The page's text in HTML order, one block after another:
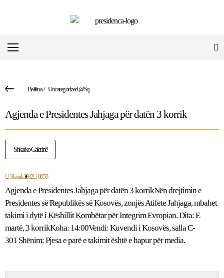
Ballina/ Uncategorized @sq
Agjenda e Presidentes Jahjaga për datën 3 korrik
Shkarko Galerinë
3 korrik 2012 00:59
Agjenda e Presidentes Jahjaga për datën 3 korrikNën drejtimin e
Presidentes së Republikës së Kosovës, zonjës Atifete Jahjaga, mbahet
takimi i dytë i Këshillit Kombëtar për Integrim Evropian. Dita: E
martë, 3 korrikKoha: 14:00Vendi: Kuvendi i Kosovës, salla C-
301 Shënim: Pjesa e parë e takimit është e hapur për media.